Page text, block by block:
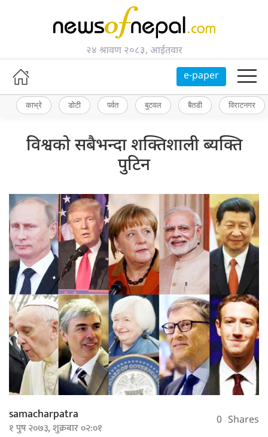
२४ श्रावण २०८३, आईतवार
e-paper
काभ्रे डोटी पर्वत बुटवल बैतडी विराटनगर
विश्वको सबैभन्दा शक्तिशाली ब्यक्ति
पुटिन
samacharpatra
१ पुष २०७३, शुक्रबार ०२:०१ 0 Shares